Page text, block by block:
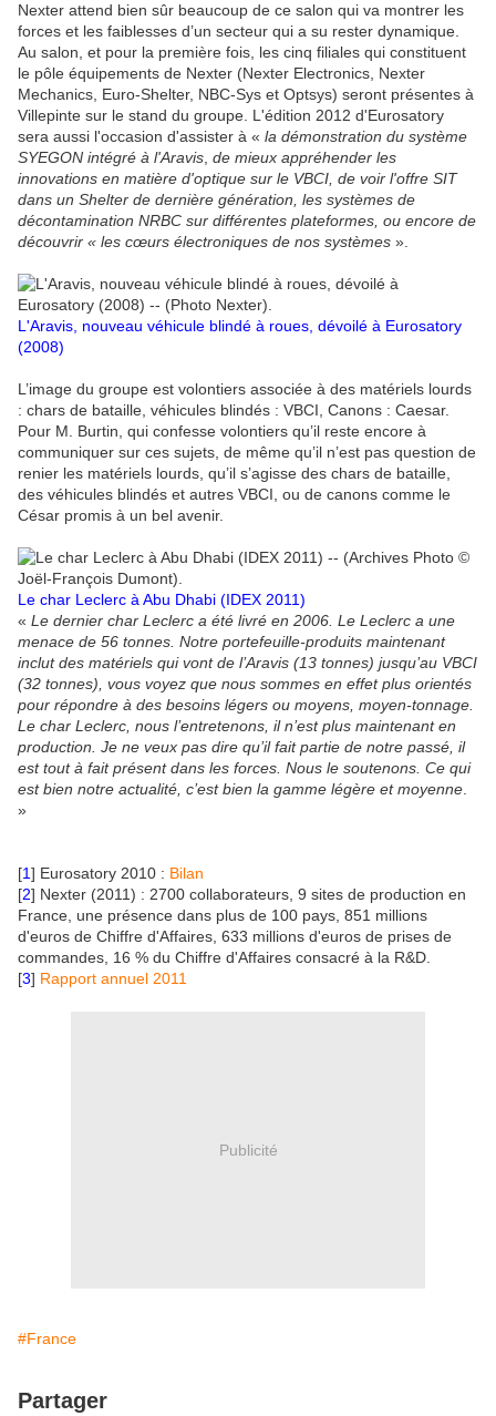
Nexter attend bien sûr beaucoup de ce salon qui va montrer les
forces et les faiblesses d’un secteur qui a su rester dynamique.
Au salon, et pour la première fois, les cinq filiales qui constituent
le pôle équipements de Nexter (Nexter Electronics, Nexter
Mechanics, Euro-Shelter, NBC-Sys et Optsys) seront présentes à
Villepinte sur le stand du groupe. L'édition 2012 d'Eurosatory
sera aussi l'occasion d'assister à « la démonstration du système
SYEGON intégré à l'Aravis de mieux appréhender les
innovations en matière d'optique sur le VBCI, de voir l'offre SIT
dans un Shelter de dernière génération, les systèmes de
décontamination NRBC sur différentes plateformes, ou encore de
découvrir « les cœurs électroniques de nos systèmes ».
L'Aravis, nouveau véhicule blindé à roues, dévoilé à Eurosatory
(2008)
L’image du groupe est volontiers associée à des matériels lourds
: chars de bataille, véhicules blindés : VBCI, Canons : Caesar.
Pour M. Burtin, qui confesse volontiers qu’il reste encore à
communiquer sur ces sujets, de même qu’il n’est pas question de
renier les matériels lourds, qu’il s’agisse des chars de bataille,
des véhicules blindés et autres VBCI, ou de canons comme le
César promis à un bel avenir.
Le char Leclerc à Abu Dhabi (IDEX 2011)
« Le dernier char Leclerc a été livré en 2006. Le Leclerc a une
menace de 56 tonnes. Notre portefeuille-produits maintenant
inclut des matériels qui vont de l’Aravis (13 tonnes) jusqu’au VBCI
(32 tonnes), vous voyez que nous sommes en effet plus orientés
pour répondre à des besoins légers ou moyens, moyen-tonnage.
Le char Leclerc, nous l’entretenons, il n’est plus maintenant en
production. Je ne veux pas dire qu’il fait partie de notre passé, il
est tout à fait présent dans les forces. Nous le soutenons. Ce qui
est bien notre actualité, c’est bien la gamme légère et moyenne
»
[1] Eurosatory 2010 : Bilan
[2] Nexter (2011) : 2700 collaborateurs, 9 sites de production en
France, une présence dans plus de 100 pays, 851 millions
d'euros de Chiffre d'Affaires, 633 millions d'euros de prises de
commandes, 16 % du Chiffre d'Affaires consacré à la R&D.
[3] Rapport annuel 2011
Publicité
#France
Partager